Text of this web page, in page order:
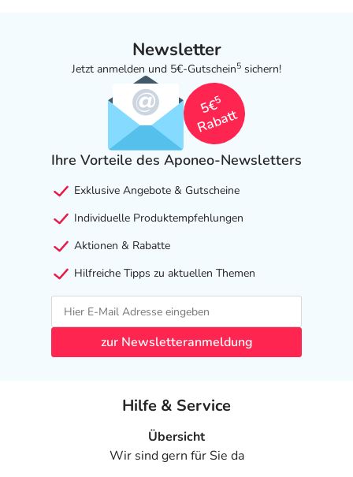
Newsletter
Jetzt anmelden und 5€-Gutschein5 sichern!
5€
5
Rabatt
Ihre Vorteile des Aponeo-Newsletters
Exklusive Angebote & Gutscheine
Individuelle Produktempfehlungen
Aktionen & Rabatte
Hilfreiche Tipps zu aktuellen Themen
zur Newsletteranmeldung
Hilfe & Service
Übersicht
Wir sind gern für Sie da